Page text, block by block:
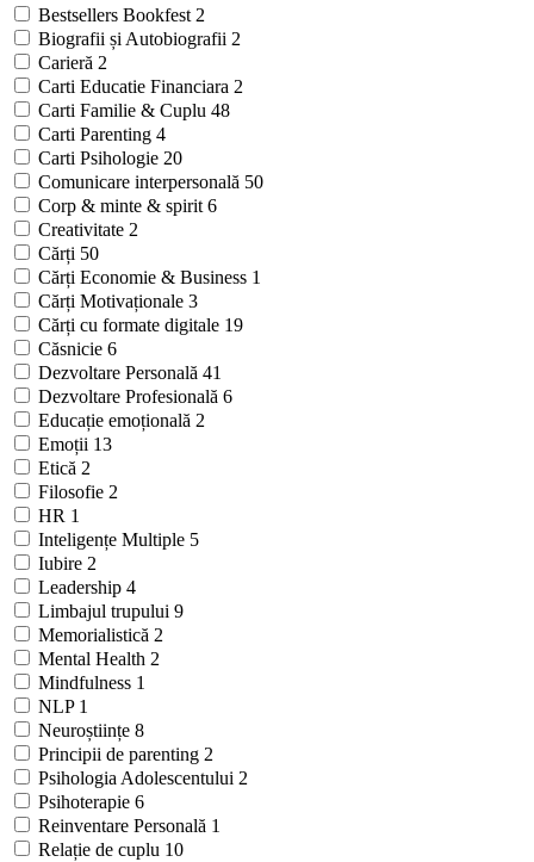
Bestsellers Bookfest 2
Biografii și Autobiografii 2
Carieră 2
Carti Educatie Financiara 2
Carti Familie & Cuplu 48
Carti Parenting 4
Carti Psihologie 20
Comunicare interpersonală 50
Corp & minte & spirit 6
Creativitate 2
Cărți 50
Cărți Economie & Business 1
Cărți Motivaționale 3
Cărți cu formate digitale 19
Căsnicie 6
Dezvoltare Personală 41
Dezvoltare Profesională 6
Educație emoțională 2
Emoții 13
Etică 2
Filosofie 2
HR 1
Inteligențe Multiple 5
Iubire 2
Leadership 4
Limbajul trupului 9
Memorialistică 2
Mental Health 2
Mindfulness 1
NLP 1
Neuroștiințe 8
Principii de parenting 2
Psihologia Adolescentului 2
Psihoterapie 6
Reinventare Personală 1
Relație de cuplu 10